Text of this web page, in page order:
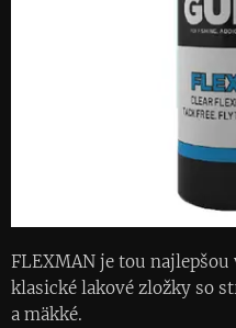
FLEXMAN je tou
klasické lakové zložky so
a mäkké.